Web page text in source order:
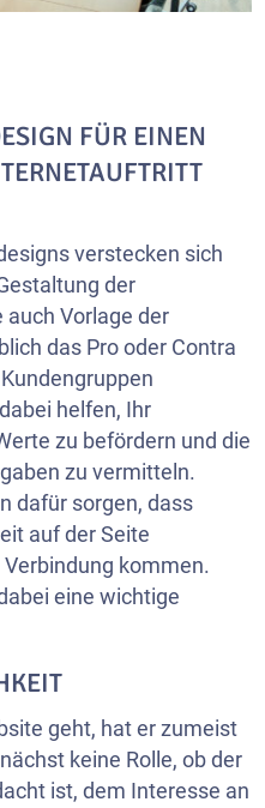
FÜR EINEN
verstecken sich
der
auch Vorlage der
das Pro oder Contra
helfen, Ihr
zu befördern und die
zu vermitteln.
dafür sorgen, dass
auf der Seite
kommen.
eine wichtige
geht, hat er zumeist
keine Rolle, ob der
ist, dem Interesse an